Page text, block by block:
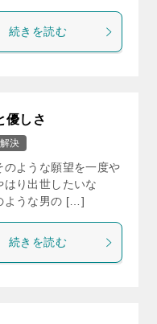
続きを読む
優しさ
決
ような願望を一度や
り出世したいな
ような男の […]
続きを読む